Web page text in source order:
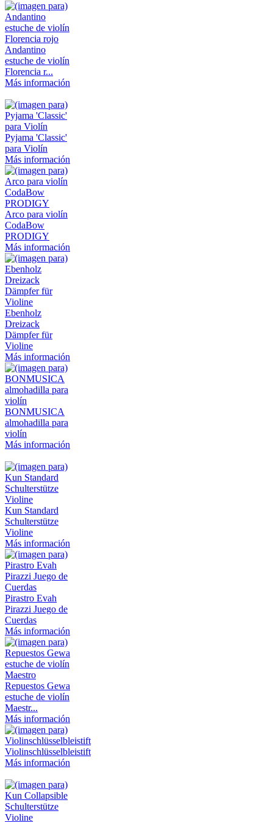
Andantino
estuche de violín
Florencia r...
Más información
Pyjama 'Classic'
para Violín
Más información
Arco para violín
CodaBow
PRODIGY
Más información
Ebenholz
Dreizack
Dämpfer für
Violine
Más información
BONMUSICA
almohadilla para
violín
Más información
Kun Standard
Schulterstütze
Violine
Más información
Pirastro Evah
Pirazzi Juego de
Cuerdas
Más información
Repuestos Gewa
estuche de violín
Maestr...
Más información
Violinschlüsselbleistift
Más información